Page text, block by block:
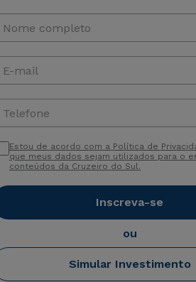
Nome completo
E-mail
Telefone
Estou de acordo com a Política de
que meus dados sejam utilizados para o
conteúdos da Cruzeiro do Sul.
Inscreva-se
ou
Simular Investimento